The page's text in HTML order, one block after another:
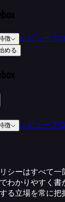
徴 レビューブ
める
徴 レビューブ
シーはすべて一
わかりやすく書
る立場を常に把